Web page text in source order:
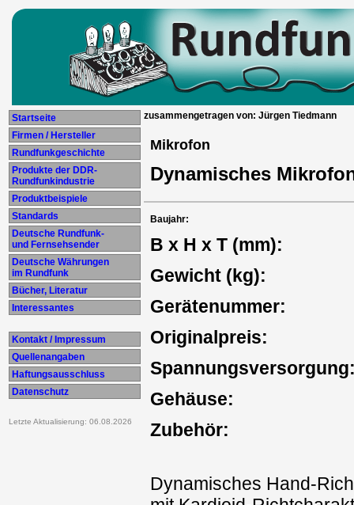
Startseite
Firmen / Hersteller
Rundfunkgeschichte
Produkte der DDR-
Rundfunkindustrie
Produktbeispiele
Standards
Deutsche Rundfunk-
und Fernsehsender
Deutsche Währungen
im Rundfunk
Bücher, Literatur
Interessantes
Kontakt / Impressum
Quellenangaben
Haftungsausschluss
Datenschutz
Letzte Aktualisierung: 06.08.2026
zusammengetragen von: Jürgen Tiedmann
Mikrofon
Dynamisches
Baujahr:
B x H x T (mm):
Gewicht (kg):
Gerätenummer:
Originalpreis:
Gehäuse:
Zubehör:
Dynamisches Hand-